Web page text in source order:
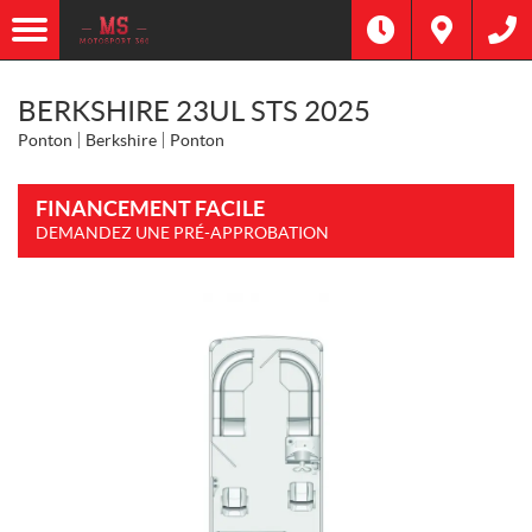
BERKSHIRE 23UL STS 2025
Ponton Berkshire Ponton
FINANCEMENT FACILE
DEMANDEZ UNE PRÉ-APPROBATION